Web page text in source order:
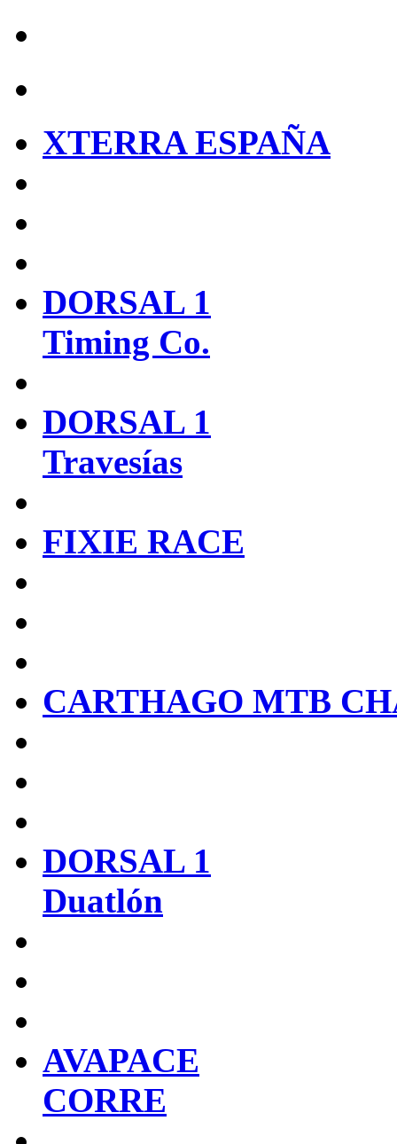
XTERRA ESPAÑA
DORSAL 1
Timing Co.
DORSAL 1
Travesías
FIXIE RACE
CARTHAGO MTB
DORSAL 1
Duatlón
AVAPACE
CORRE